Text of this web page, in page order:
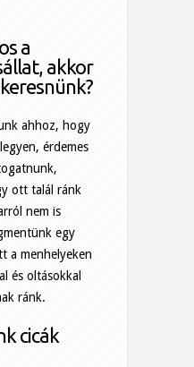
a
akkor
ahhoz, hogy
érdemes
ott talál ránk
nem is
egy
a menhelyeken
és oltásokkal
ránk.
cicák